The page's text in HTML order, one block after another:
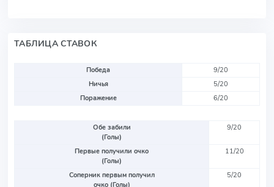
ТАБЛИЦА СТАВОК
Победа
9/20
Ничья
5/20
Поражение
6/20
Обе забили
(Голы)
9/20
Первые получили очко
(Голы)
11/20
Соперник первым получил
очко (Голы)
5/20